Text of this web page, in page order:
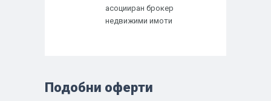
асоцииран брокер
недвижими имоти
Подобни оферти